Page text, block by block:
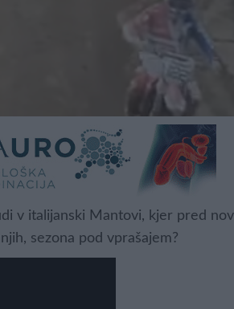
v italijanski Mantovi, kjer pred
sezona pod vprašajem?